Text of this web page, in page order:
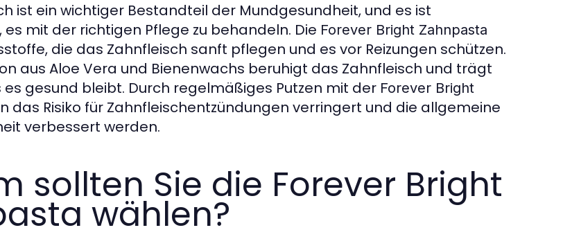
ist ein wichtiger Bestandteil der Mundgesundheit, und es ist
mit der richtigen Pflege zu behandeln. Die Forever Bright Zahnpasta
die das Zahnfleisch sanft pflegen und es vor Reizungen schützen.
aus Aloe Vera und Bienenwachs beruhigt das Zahnfleisch und trägt
es gesund bleibt. Durch regelmäßiges Putzen mit der Forever Bright
das Risiko für Zahnfleischentzündungen verringert und die allgemeine
verbessert werden.
sollten Sie die Forever Bright
wählen?